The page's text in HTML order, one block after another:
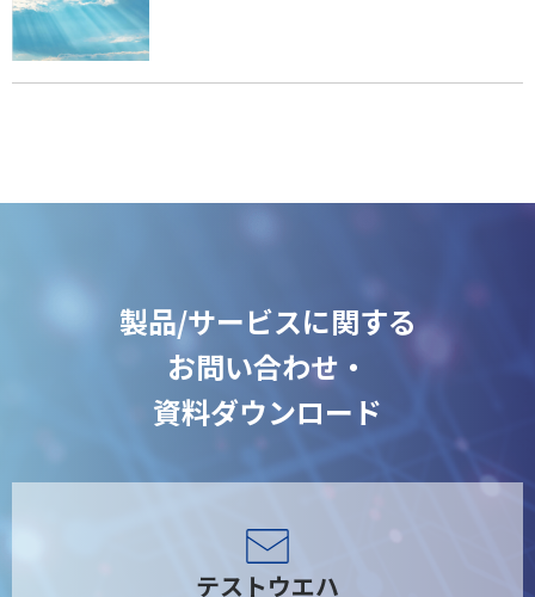
製品/サービスに関する
お問い合わせ・
資料ダウンロード
テストウエハ